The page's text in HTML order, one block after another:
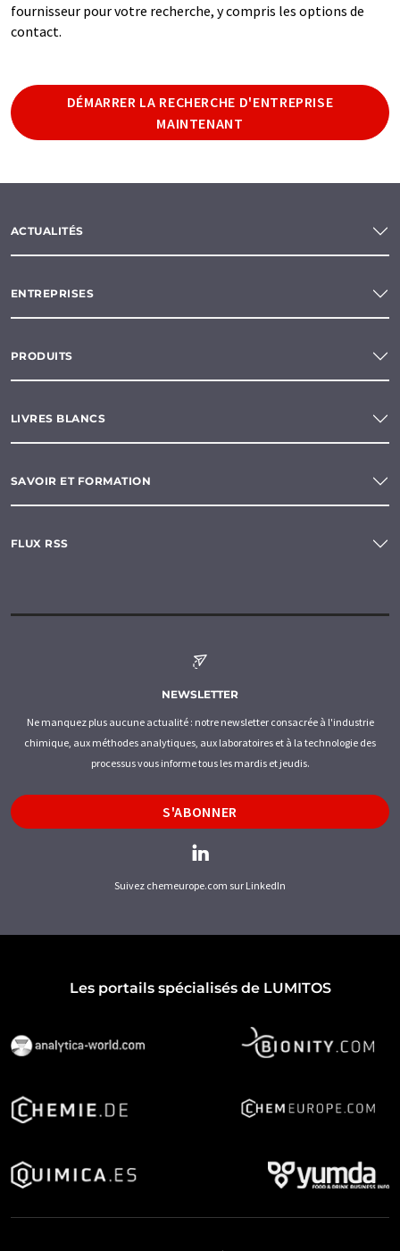
fournisseur pour votre recherche, y compris les options de
contact.
DÉMARRER LA RECHERCHE D'ENTREPRISE
MAINTENANT
ACTUALITÉS
ENTREPRISES
PRODUITS
LIVRES BLANCS
SAVOIR ET FORMATION
FLUX RSS
NEWSLETTER
Ne manquez plus aucune actualité : notre newsletter consacrée à l'industrie
chimique, aux méthodes analytiques, aux laboratoires et à la technologie des
processus vous informe tous les mardis et jeudis.
S'ABONNER
Suivez chemeurope.com sur LinkedIn
Les portails spécialisés de LUMITOS